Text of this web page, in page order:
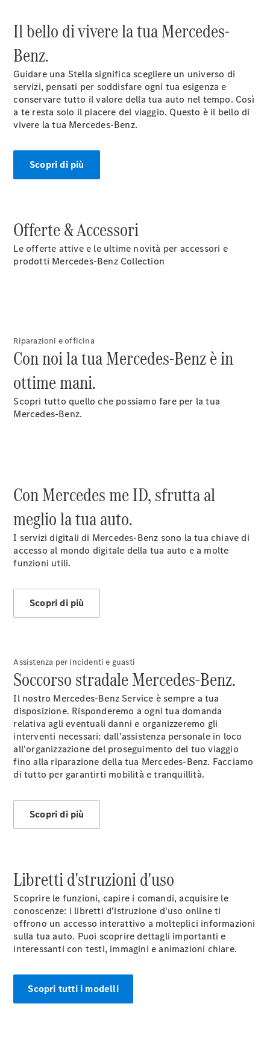
Il bello di vivere la tua Mercedes-
Benz.
Guidare una Stella significa scegliere un universo di
servizi, pensati per soddisfare ogni tua esigenza e
conservare tutto il valore della tua auto nel tempo. Così
a te resta solo il piacere del viaggio. Questo è il bello di
vivere la tua Mercedes-Benz.
Scopri di più
Offerte & Accessori
Le offerte attive e le ultime novità per accessori e
prodotti Mercedes-Benz Collection
Riparazioni e officina
Con noi la tua Mercedes-Benz è in
ottime mani.
Scopri tutto quello che possiamo fare per la tua
Mercedes-Benz.
Con Mercedes me ID, sfrutta al
meglio la tua auto.
I servizi digitali di Mercedes-Benz sono la tua chiave di
accesso al mondo digitale della tua auto e a molte
funzioni utili.
Scopri di più
Assistenza per incidenti e guasti
Soccorso stradale Mercedes-Benz.
Il nostro Mercedes-Benz Service è sempre a tua
disposizione. Risponderemo a ogni tua domanda
relativa agli eventuali danni e organizzeremo gli
interventi necessari: dall'assistenza personale in loco
all'organizzazione del proseguimento del tuo viaggio
fino alla riparazione della tua Mercedes-Benz. Facciamo
di tutto per garantirti mobilità e tranquillità.
Scopri di più
Libretti d'struzioni d'uso
Scoprire le funzioni, capire i comandi, acquisire le
conoscenze: i libretti d'istruzione d'uso online ti
offrono un accesso interattivo a molteplici informazioni
sulla tua auto. Puoi scoprire dettagli importanti e
interessanti con testi, immagini e animazioni chiare.
Scopri tutti i modelli